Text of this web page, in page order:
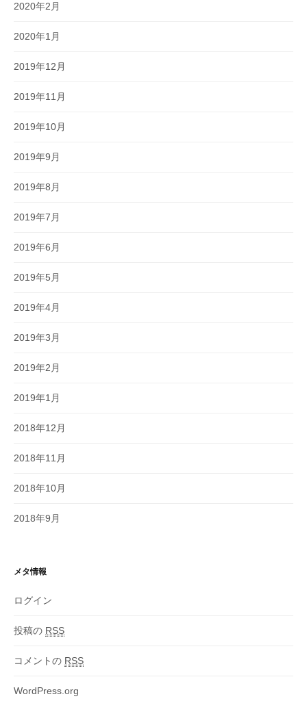
2020年2月
2020年1月
2019年12月
2019年11月
2019年10月
2019年9月
2019年8月
2019年7月
2019年6月
2019年5月
2019年4月
2019年3月
2019年2月
2019年1月
2018年12月
2018年11月
2018年10月
2018年9月
メタ情報
ログイン
投稿の RSS
コメントの RSS
WordPress.org